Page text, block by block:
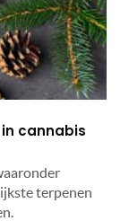
cannabis
terpenen